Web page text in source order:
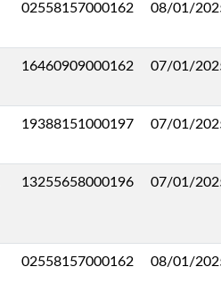
02558157000162 08/01/
16460909000162 07/01/
19388151000197 07/01/
13255658000196 07/01/
02558157000162 08/01/